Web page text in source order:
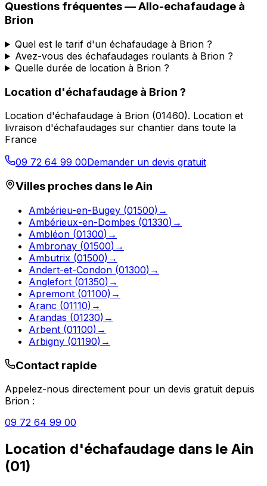
Questions fréquentes —Allo-echafaudage à
Brion
Quel est le tarif d'un échafaudage à Brion ?
Avez-vous des échafaudages roulants à Brion ?
Quelle durée de location à Brion ?
Location d'échafaudage à Brion ?
Location d'échafaudage à Brion (01460). Location et
livraison d'échafaudages sur chantier dans toute la
France
09 72 64 99 00Demander un devis gratuit
Villes proches dans leAin
Ambérieu-en-Bugey (01500) →
Ambérieux-en-Dombes (01330) →
Ambléon (01300) →
Ambronay (01500) →
Ambutrix (01500) →
Andert-et-Condon (01300) →
Anglefort (01350) →
Apremont (01100) →
Aranc (01110) →
Arandas (01230) →
Arbent (01100) →
Arbigny (01190) →
Contact rapide
Appelez-nous directement pour un devis gratuit depuis
Brion :
09 72 64 99 00
Location d'échafaudage dans le Ain
(01)